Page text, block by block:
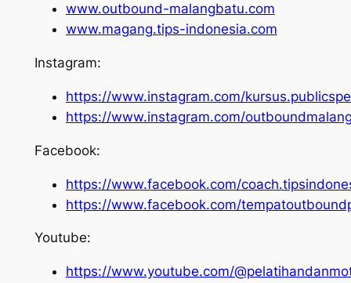
www.outbound-malangbatu.com
www.magang.tips-indonesia.com
Instagram:
https://www.instagram.com/
https://www.instagram.com/
Facebook:
https://www.facebook.com/
https://www.facebook.com/
Youtube:
https://www.youtube.com/